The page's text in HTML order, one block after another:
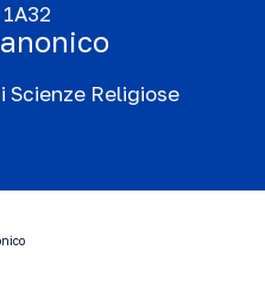
1A32
Scienze Religiose